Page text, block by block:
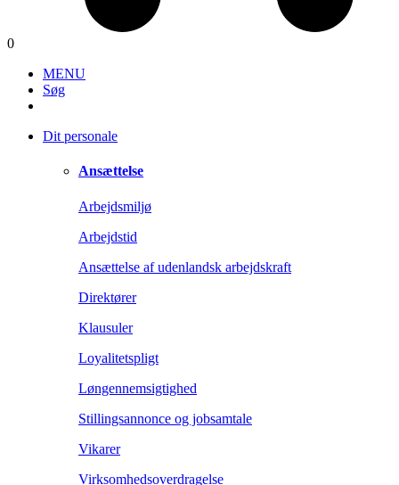
0
MENU
Søg
Dit personale
Ansættelse
Arbejdsmiljø
Arbejdstid
Ansættelse af udenlandsk arbejdskraft
Direktører
Klausuler
Loyalitetspligt
Løngennemsigtighed
Stillingsannonce og jobsamtale
Vikarer
Virksomhedsoverdragelse